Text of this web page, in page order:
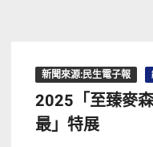
新聞來源:民生電子報
2025「至臻麥
最」特展